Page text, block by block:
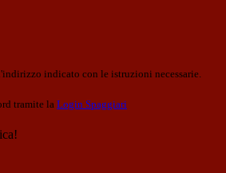
indicato con le istruzioni necessarie.
tramite la Login Spaggiari